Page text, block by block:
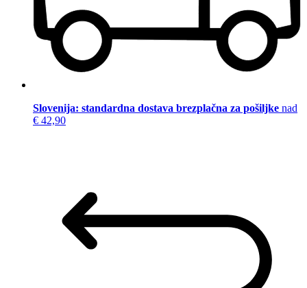
Slovenija: standardna dostava brezplačna za pošiljke nad
€ 42,90